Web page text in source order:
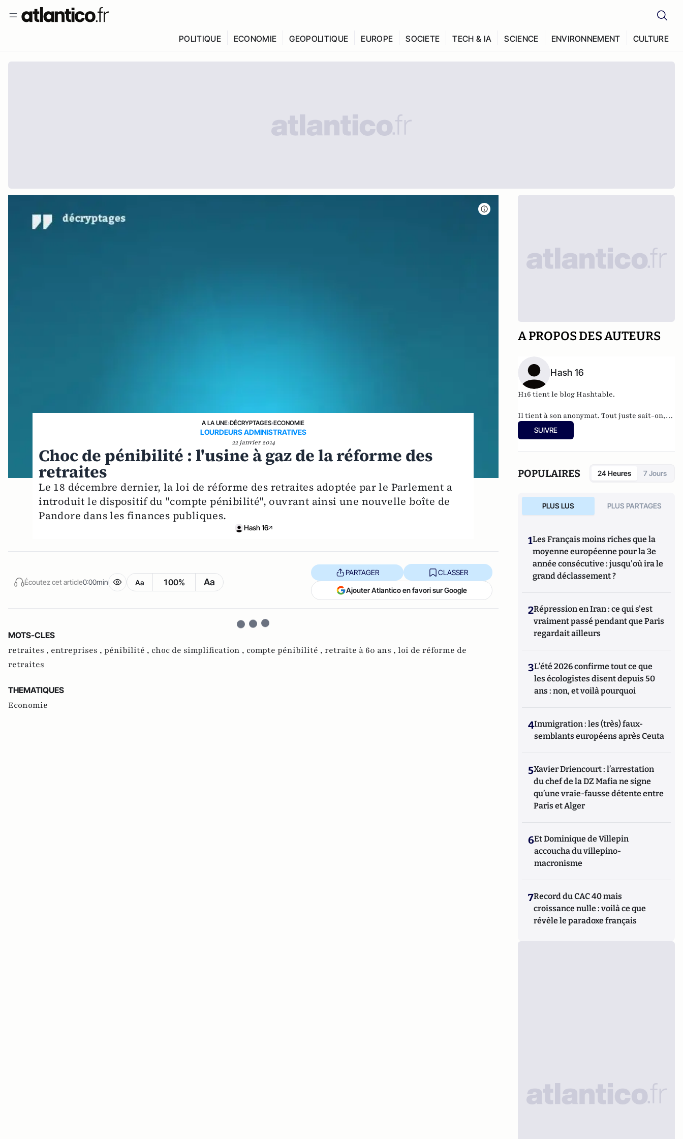
POLITIQUE ECONOMIE GEOPOLITIQUE EUROPE SOCIETE TECH & IA SCIENCE ENVIRONNEMENT CULTURE
A LA UNE›DÉCRYPTAGES›ECONOMIE
LOURDEURS ADMINISTRATIVES
22 janvier 2014
Choc de pénibilité : l'usine à gaz de la réforme des
retraites
Le 18 décembre dernier, la loi de réforme des retraites adoptée par le Parlement a
introduit le dispositif du "compte pénibilité", ouvrant ainsi une nouvelle boîte de
Pandore dans les finances publiques.
Hash 16
Écoutez cet article0:00min Aa 100% Aa
PARTAGER CLASSER
Ajouter Atlantico en favori sur Google
MOTS-CLES
retraites , entreprises , pénibilité , choc de simplification , compte pénibilité , retraite à 60 ans , loi de réforme de
retraites
THEMATIQUES
Economie
A PROPOS DES AUTEURS
Hash 16
H16 tient le blogHashtable.
Il tient à son anonymat. Tout juste sait-on,
qu'à 37 ans, cet informaticien à l'humour
acerbe habite en Belgique et travaille pour
documents".
SUIVRE
POPULAIRES 24 Heures 7 Jours
PLUS LUS PLUS PARTAGES
1Les Français moins riches que la
moyenne européenne pour la 3e
année consécutive : jusqu'où ira le
grand déclassement ?
2Répression en Iran : ce qui s'est
vraiment passé pendant que Paris
regardait ailleurs
3L’été 2026 confirme tout ce que
les écologistes disent depuis 50
ans : non, et voilà pourquoi
4Immigration : les (très) faux-
semblants européens après Ceuta
5Xavier Driencourt : l’arrestation
du chef de la DZ Mafia ne signe
qu’une vraie-fausse détente entre
Paris et Alger
6Et Dominique de Villepin
accoucha du villepino-
macronisme
7Record du CAC 40 mais
croissance nulle : voilà ce que
révèle le paradoxe français